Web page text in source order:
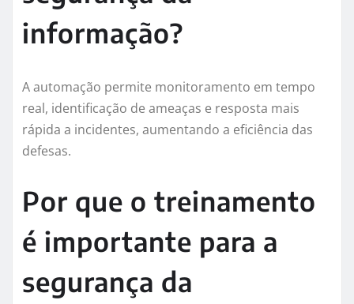
informação?
A automação permite monitoramento em tempo
real, identificação de ameaças e resposta mais
rápida a incidentes, aumentando a eficiência das
defesas.
Por que o treinamento
é importante para a
segurança da